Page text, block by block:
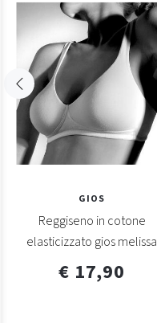
GIOS
Reggiseno in cotone
elasticizzato gios melissa
€ 17,90